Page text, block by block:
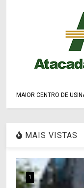
MAIOR CENTRO DE
MAIS VISTAS
1